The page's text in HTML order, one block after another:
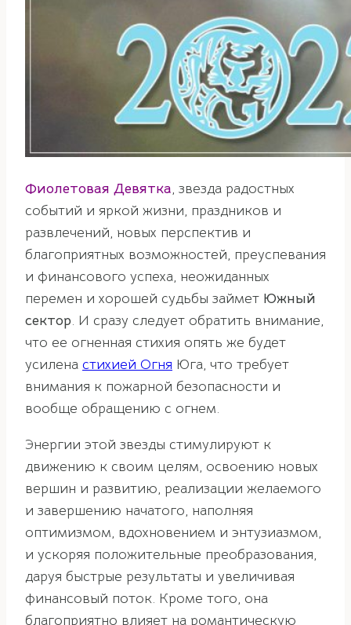
Фиолетовая Девятка, звезда радостных
событий и яркой жизни, праздников и
развлечений, новых перспектив и
благоприятных возможностей, преуспевания
и финансового успеха, неожиданных
перемен и хорошей судьбы займет Южный
сектор. И сразу следует обратить внимание,
что ее огненная стихия опять же будет
усилена стихией Огня Юга, что требует
внимания к пожарной безопасности и
вообще обращению с огнем.
Энергии этой звезды стимулируют к
движению к своим целям, освоению новых
вершин и развитию, реализации желаемого
и завершению начатого, наполняя
оптимизмом, вдохновением и энтузиазмом,
и ускоряя положительные преобразования,
даруя быстрые результаты и увеличивая
финансовый поток. Кроме того, она
благоприятно влияет на романтическую